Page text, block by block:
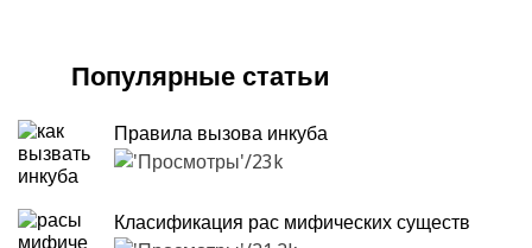
Популярные статьи
Правила вызова инкуба
23k
Класификация рас мифических существ